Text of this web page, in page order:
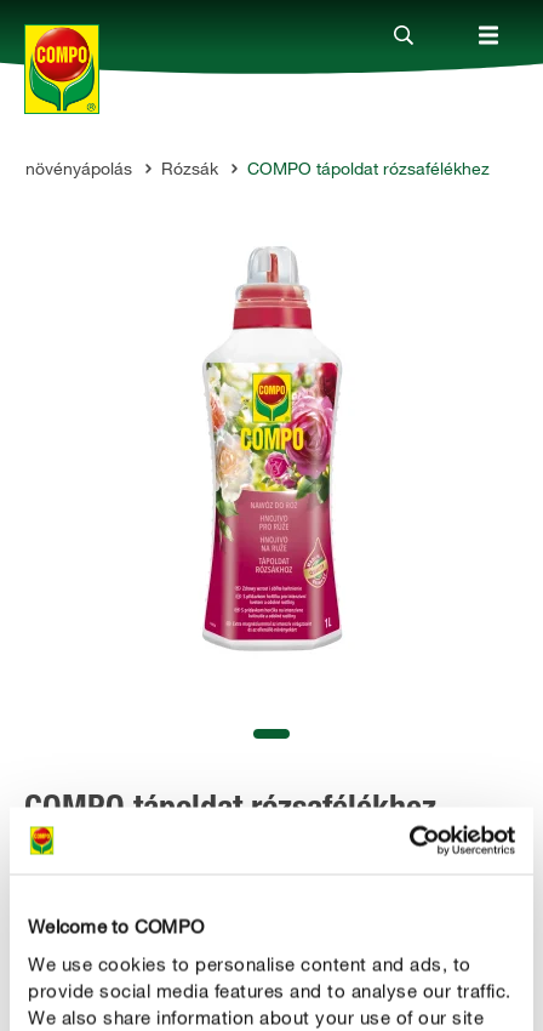
Welcome to COMPO
We use cookies to personalise content and ads, to
provide social media features and to analyse our traffic.
We also share information about your use of our site
Termékek
növényápolás Rózsák COMPO tápoldat rózsafélékhez
COMPO tápoldat rózsafélékhez
MEGVESZEM